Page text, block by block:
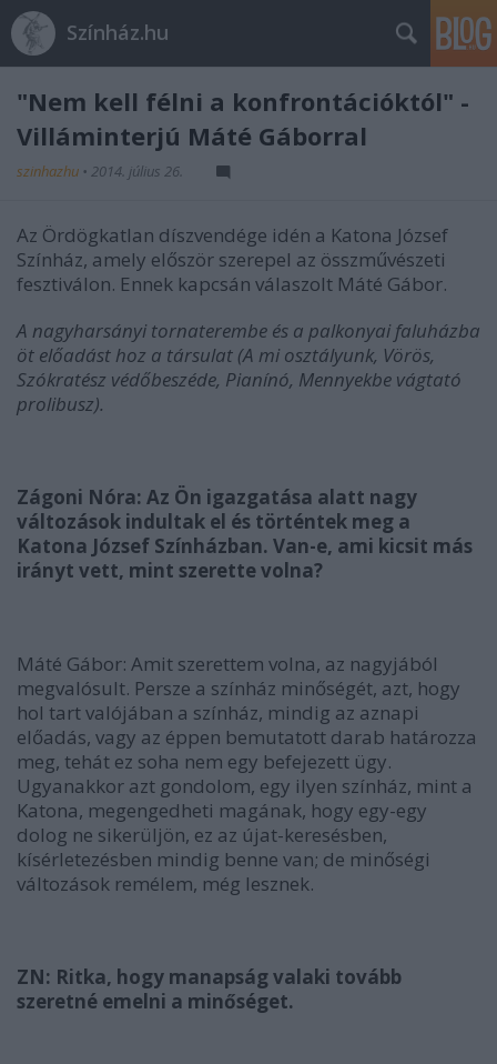
Színház.hu
"Nem kell félni a konfrontációktól" -
Villáminterjú Máté Gáborral
szinhazhu • 2014. július 26.
Az Ördögkatlan díszvendége idén a Katona József
Színház, amely először szerepel az összművészeti
fesztiválon. Ennek kapcsán válaszolt Máté Gábor.
A nagyharsányi tornaterembe és a palkonyai faluházba
öt előadást hoz a társulat (A mi osztályunk, Vörös,
Szókratész védőbeszéde, Pianínó, Mennyekbe vágtató
prolibusz).
Zágoni Nóra: Az Ön igazgatása alatt nagy
változások indultak el és történtek meg a
Katona József Színházban. Van-e, ami kicsit más
irányt vett, mint szerette volna?
Máté Gábor: Amit szerettem volna, az nagyjából
megvalósult. Persze a színház minőségét, azt, hogy
hol tart valójában a színház, mindig az aznapi
előadás, vagy az éppen bemutatott darab határozza
meg, tehát ez soha nem egy befejezett ügy.
Ugyanakkor azt gondolom, egy ilyen színház, mint a
Katona, megengedheti magának, hogy egy-egy
dolog ne sikerüljön, ez az újat-keresésben,
kísérletezésben mindig benne van; de minőségi
változások remélem, még lesznek.
ZN: Ritka, hogy manapság valaki tovább
szeretné emelni a minőséget.